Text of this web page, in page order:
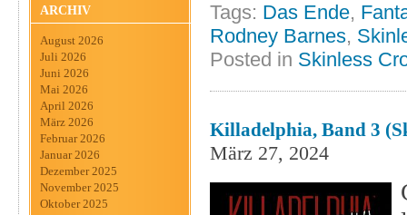
ARCHIV
August 2026
Juli 2026
Juni 2026
Mai 2026
April 2026
März 2026
Februar 2026
Januar 2026
Dezember 2025
November 2025
Oktober 2025
Tags: Das Ende,
Rodney Barnes,
Posted in Skinless
Killadelphia, Band 3
März 27, 2024